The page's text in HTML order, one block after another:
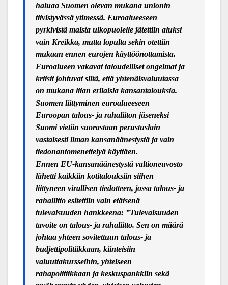
haluaa Suomen olevan mukana unionin
tiivistyvässä ytimessä. Euroalueeseen
pyrkivistä maista ulkopuolelle jätettiin aluksi
vain Kreikka, mutta lopulta sekin otettiin
mukaan ennen eurojen käyttöönottamista.
Euroalueen vakavat taloudelliset ongelmat ja
kriisit johtuvat siitä, että yhtenäisvaluutassa
on mukana liian erilaisia kansantalouksia.
Suomen liittyminen euroalueeseen
Euroopan talous- ja rahaliiton jäseneksi
Suomi vietiin suorastaan perustuslain
vastaisesti ilman kansanäänestystä ja vain
tiedonantomenettelyä käyttäen.
Ennen EU-kansanäänestystä valtioneuvosto
lähetti kaikkiin kotitalouksiin siihen
liittyneen virallisen tiedotteen, jossa talous- ja
rahaliitto esitettiin vain etäisenä
tulevaisuuden hankkeena: ”Tulevaisuuden
tavoite on talous- ja rahaliitto. Sen on määrä
johtaa yhteen sovitettuun talous- ja
budjettipolitiikkaan, kiinteisiin
valuuttakursseihin, yhteiseen
rahapolitiikkaan ja keskuspankkiin sekä